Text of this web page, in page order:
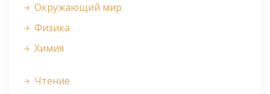
Окружающий мир
Физика
Химия
Чтение